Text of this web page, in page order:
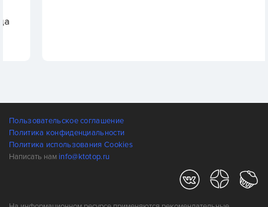
Пользовательское соглашение
Политика конфиденциальности
Политика использования Cookies
Написать нам info@ktotop.ru